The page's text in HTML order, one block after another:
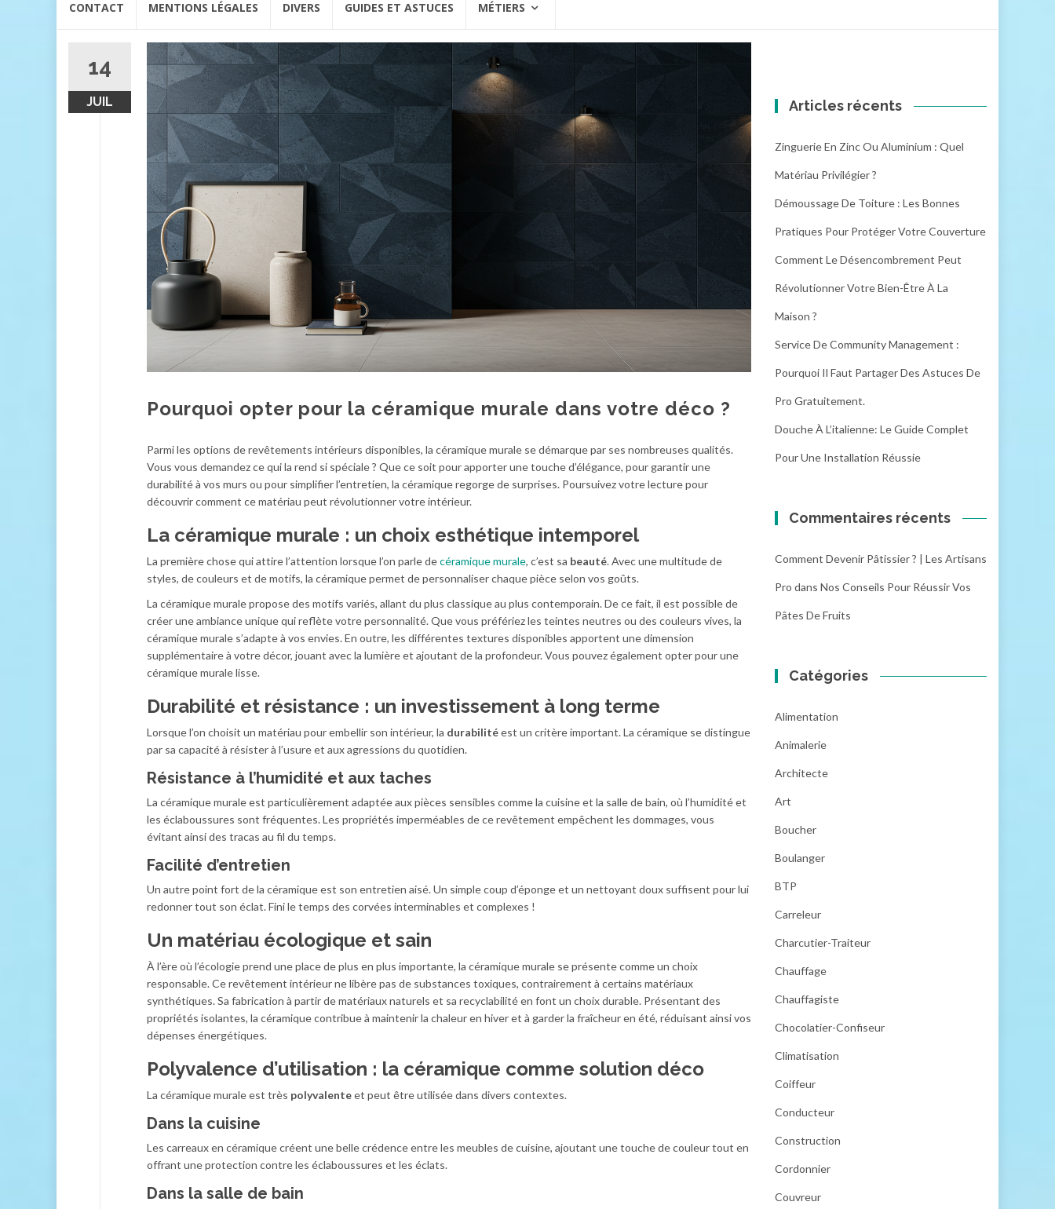
CONTACT MENTIONS LÉGALES DIVERS GUIDES ET ASTUCES MÉTIERS
14
JUIL
Pourquoi opter pour la céramique murale dans votre déco ?
Parmi les options de revêtements intérieurs disponibles, la céramique murale se démarque par ses nombreuses qualités.
Vous vous demandez ce qui la rend si spéciale ? Que ce soit pour apporter une touche d’élégance, pour garantir une
durabilité à vos murs ou pour simplifier l’entretien, la céramique regorge de surprises. Poursuivez votre lecture pour
découvrir comment ce matériau peut révolutionner votre intérieur.
La céramique murale : un choix esthétique intemporel
La première chose qui attire l’attention lorsque l’on parle decéramique murale, c’est sa beauté. Avec une multitude de
styles, de couleurs et de motifs, la céramique permet de personnaliser chaque pièce selon vos goûts.
La céramique murale propose des motifs variés, allant du plus classique au plus contemporain. De ce fait, il est possible de
créer une ambiance unique qui reflète votre personnalité. Que vous préfériez les teintes neutres ou des couleurs vives, la
céramique murale s’adapte à vos envies. En outre, les différentes textures disponibles apportent une dimension
supplémentaire à votre décor, jouant avec la lumière et ajoutant de la profondeur. Vous pouvez également opter pour une
céramique murale lisse.
Durabilité et résistance : un investissement à long terme
Lorsque l’on choisit un matériau pour embellir son intérieur, la durabilitéest un critère important. La céramique se distingue
par sa capacité à résister à l’usure et aux agressions du quotidien.
Résistance à l’humidité et aux taches
La céramique murale est particulièrement adaptée aux pièces sensibles comme la cuisine et la salle de bain, où l’humidité et
les éclaboussures sont fréquentes. Les propriétés imperméables de ce revêtement empêchent les dommages, vous
évitant ainsi des tracas au fil du temps.
Facilité d’entretien
Un autre point fort de la céramique est son entretien aisé. Un simple coup d’éponge et un nettoyant doux suffisent pour lui
redonner tout son éclat. Fini le temps des corvées interminables et complexes !
Un matériau écologique et sain
À l’ère où l’écologie prend une place de plus en plus importante, la céramique murale se présente comme un choix
responsable. Ce revêtement intérieur ne libère pas de substances toxiques, contrairement à certains matériaux
synthétiques. Sa fabrication à partir de matériaux naturels et sa recyclabilité en font un choix durable. Présentant des
propriétés isolantes, la céramique contribue à maintenir la chaleur en hiver et à garder la fraîcheur en été, réduisant ainsi vos
dépenses énergétiques.
Polyvalence d’utilisation : la céramique comme solution déco
La céramique murale est très polyvalenteet peut être utilisée dans divers contextes.
Dans la cuisine
Les carreaux en céramique créent une belle crédence entre les meubles de cuisine, ajoutant une touche de couleur tout en
offrant une protection contre les éclaboussures et les éclats.
Dans la salle de bain
Articles récents
Zinguerie En Zinc Ou Aluminium : Quel
Matériau Privilégier ?
Démoussage De Toiture : Les Bonnes
Pratiques Pour Protéger Votre Couverture
Comment Le Désencombrement Peut
Révolutionner Votre Bien-Être À La
Maison ?
Service De Community Management :
Pourquoi Il Faut Partager Des Astuces De
Pro Gratuitement.
Douche À L’italienne: Le Guide Complet
Pour Une Installation Réussie
Commentaires récents
Comment Devenir Pâtissier ? | Les Artisans
Pro dans Nos Conseils Pour Réussir Vos
Pâtes De Fruits
Catégories
Alimentation
Animalerie
Architecte
Art
Boucher
Boulanger
BTP
Carreleur
Charcutier-Traiteur
Chauffage
Chauffagiste
Chocolatier-Confiseur
Climatisation
Coiffeur
Conducteur
Construction
Cordonnier
Couvreur